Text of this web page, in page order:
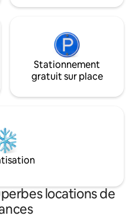
Stationnement
gratuit sur place
locations de